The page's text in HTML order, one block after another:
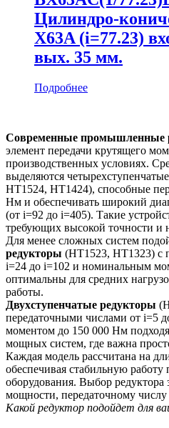
Цилиндро-
X63A (i=77.23)
вых. 35 мм.
Подробнее
Современные промышленные
элемент передачи крутящего
производственных условиях.
выделяются
HT1524, HT1424), способные
Нм и обеспечивать широкий
(от i=92 до i=405). Такие
требующих высокой точности и
Для менее сложных систем
редукторы (HT1523, HT1323) с
i=24 до i=102 и номинальным
оптимальны для средних
работы.
Двухступенчатые редукторы
передаточными числами от i=5
моментом до 150 000 Нм
мощных систем, где важна
Каждая модель рассчитана на
обеспечивая стабильную
оборудования. Выбор редуктора
мощности, передаточному
Какой редуктор подойдет для